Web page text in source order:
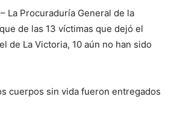
– La Procuraduría General de la
de las 13 víctimas que dejó el
de La Victoria, 10 aún no han sido
cuerpos sin vida fueron entregados